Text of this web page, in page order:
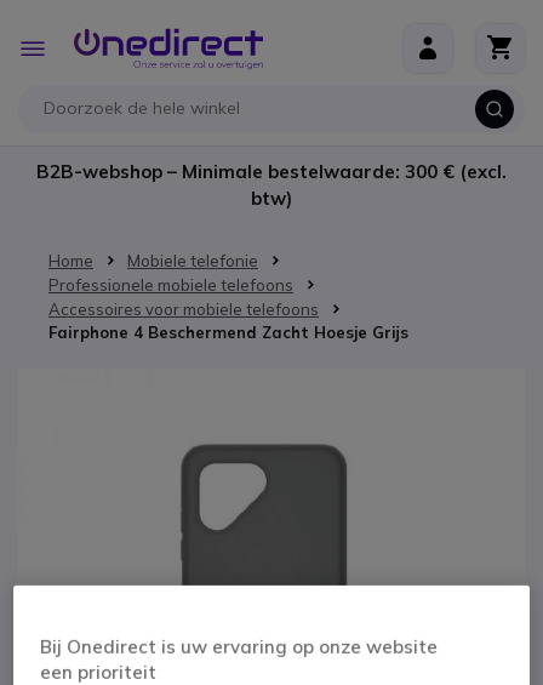
Toggle
Nav
B2B-webshop – Minimale bestelwaarde: 300 € (excl.
btw)
Home
Mobiele telefonie
Professionele mobiele telefoons
Accessoires voor mobiele telefoons
Fairphone 4 Beschermend Zacht Hoesje Grijs
Bij Onedirect is uw ervaring op onze website
een prioriteit